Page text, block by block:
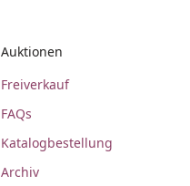
Auktionen
Freiverkauf
FAQs
Katalogbestellung
Archiv